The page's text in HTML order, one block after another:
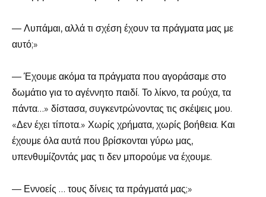
— Λυπάμαι, αλλά τι σχέση έχουν τα πράγματα μας με
αυτό;»
— Έχουμε ακόμα τα πράγματα που αγοράσαμε στο
δωμάτιο για το αγέννητο παιδί. Το λίκνο, τα ρούχα, τα
πάντα…» δίστασα, συγκεντρώνοντας τις σκέψεις μου.
«Δεν έχει τίποτα.» Χωρίς χρήματα, χωρίς βοήθεια. Και
έχουμε όλα αυτά που βρίσκονται γύρω μας,
υπενθυμίζοντάς μας τι δεν μπορούμε να έχουμε.
— Εννοείς … τους δίνεις τα πράγματά μας;»